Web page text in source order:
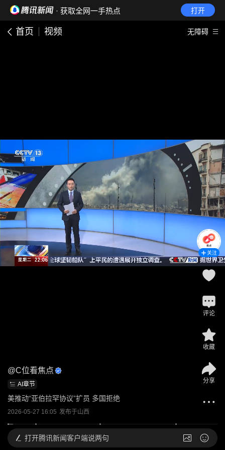
· 获取全网一手热点 打开
首页 视频 无障碍
@C位看焦点
AI章节
美推动“亚伯拉罕协议”扩员 多国拒绝
2026-05-27 16:05 发布于山西
关注
评论
收藏
分享
打开腾讯新闻客户端说两句